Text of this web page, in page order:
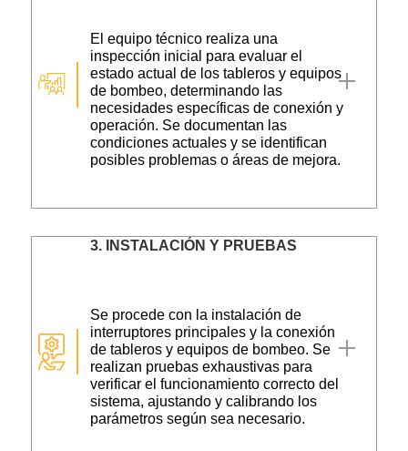
El equipo técnico realiza una
inspección inicial para evaluar el
estado actual de los tableros y equipos
de bombeo, determinando las
necesidades específicas de conexión y
operación. Se documentan las
condiciones actuales y se identifican
posibles problemas o áreas de mejora.
3.INSTALACIÓN Y PRUEBAS
Se procede con la instalación de
interruptores principales y la conexión
de tableros y equipos de bombeo. Se
realizan pruebas exhaustivas para
verificar el funcionamiento correcto del
sistema, ajustando y calibrando los
parámetros según sea necesario.